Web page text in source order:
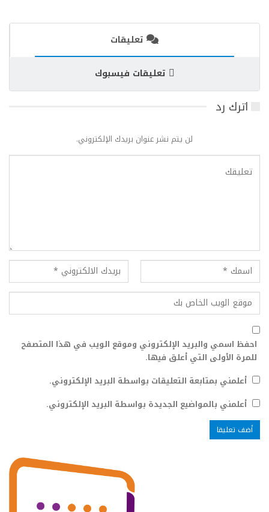
تعليقات
تعليقات فيسبوك
اترك رد
لن يتم نشر عنوان بريدك الإلكتروني.
احفظ اسمي والبريد الإلكتروني وموقع الويب في هذا المتصفح
للمرة الأولى التي أعلق فيها.
أعلمني بمتابعة التعليقات بواسطة البريد الإلكتروني.
أعلمني بالمواضيع الجديدة بواسطة البريد الإلكتروني.